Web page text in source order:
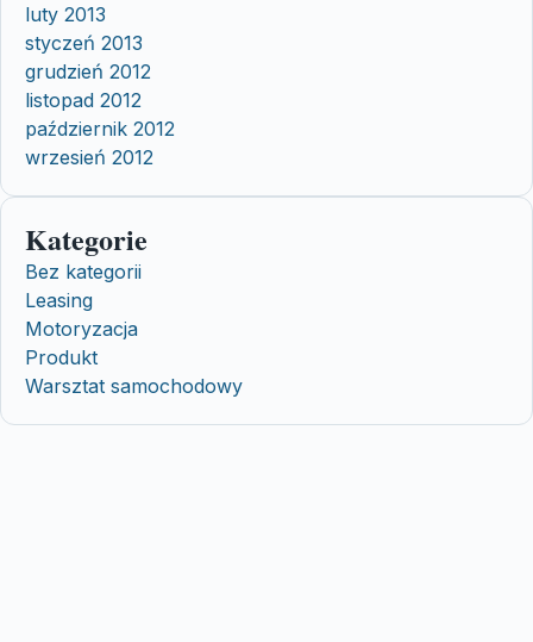
luty 2013
styczeń 2013
grudzień 2012
listopad 2012
październik 2012
wrzesień 2012
Kategorie
Bez kategorii
Leasing
Motoryzacja
Produkt
Warsztat samochodowy